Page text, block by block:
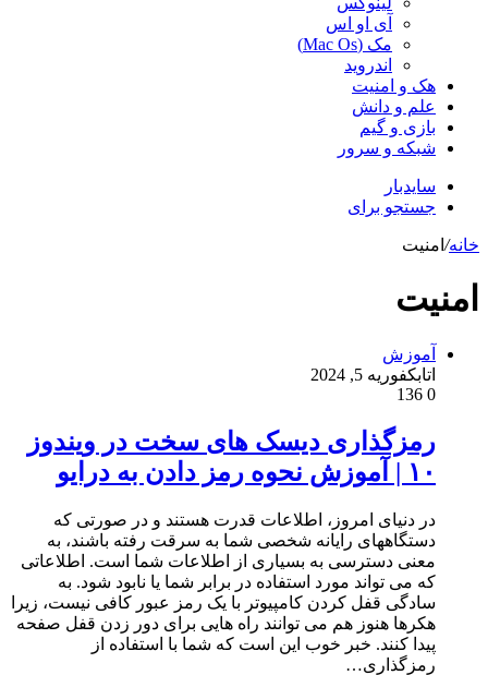
آی او اس
مک (Mac Os)
اندروید
هک و امنیت
علم و دانش
بازی و گیم
شبکه و سرور
سایدبار
جستجو برای
خانه/ امنیت
امنیت
آموزش
اتابکفوریه 5, 2024
0
رمزگذاری دیسک های سخت در ویندوز
۱۰ | آموزش نحوه رمز دادن به درایو
در دنیای امروز، اطلاعات قدرت هستند و در صورتی که
دستگاههای رایانه شخصی شما به سرقت رفته باشند، به
معنی دسترسی به بسیاری از اطلاعات شما است. اطلاعاتی
که می تواند مورد استفاده در برابر شما یا نابود شود. به
سادگی قفل کردن کامپیوتر با یک رمز عبور کافی نیست، زیرا
هکرها هنوز هم می توانند راه هایی برای دور زدن قفل صفحه
پیدا کنند. خبر خوب این است که شما با استفاده از
رمزگذاری…